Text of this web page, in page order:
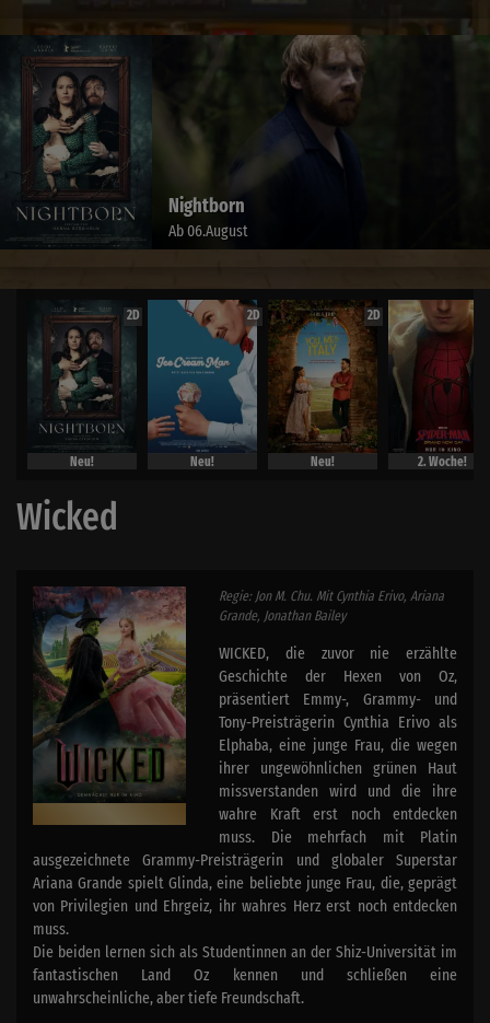
Nightborn
Ab 06.August
2D
Neu!
2D
Neu!
2D
Neu! 2. Woche!
Wicked
Regie: Jon M. Chu. Mit Cynthia Erivo, Ariana
Grande, Jonathan Bailey
WICKED, die zuvor nie erzählte
Geschichte der Hexen von Oz,
präsentiert Emmy-, Grammy- und
Tony-Preisträgerin Cynthia Erivo als
Elphaba, eine junge Frau, die wegen
ihrer ungewöhnlichen grünen Haut
missverstanden wird und die ihre
wahre Kraft erst noch entdecken
muss. Die mehrfach mit Platin
ausgezeichnete Grammy-Preisträgerin und globaler Superstar
Ariana Grande spielt Glinda, eine beliebte junge Frau, die, geprägt
von Privilegien und Ehrgeiz, ihr wahres Herz erst noch entdecken
muss.
Die beiden lernen sich als Studentinnen an der Shiz-Universität im
fantastischen Land Oz kennen und schließen eine
unwahrscheinliche, aber tiefe Freundschaft.